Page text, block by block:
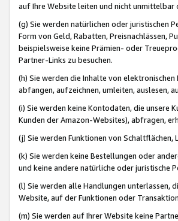
auf Ihre Website leiten und nicht
(g) Sie werden natürlichen oder juristischen
Form von Geld, Rabatten, Preisnachlässen,
beispielsweise keine Prämien- oder
Partner-Links zu besuchen.
(h) Sie werden die Inhalte von
abfangen, aufzeichnen, umleiten, auslesen,
(i) Sie werden keine Kontodaten, die unsere
Kunden der Amazon-Websites), abfragen,
(j) Sie werden Funktionen von
(k) Sie werden keine Bestellungen oder
und keine andere natürliche oder juristische
(l) Sie werden alle Handlungen unterlassen,
Website, auf der Funktionen oder
(m) Sie werden auf Ihrer Website keine